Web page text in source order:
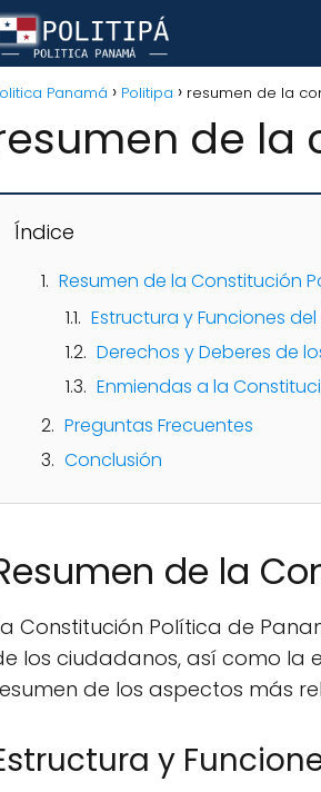
Panamá Politipa resumen de la
de la
Índice
Resumen de la Constitución
Estructura y Funciones
Derechos y Deberes de
Enmiendas a la
Preguntas Frecuentes
Conclusión
de la
Constitución Política de
los ciudadanos, así como la
de los aspectos más
y